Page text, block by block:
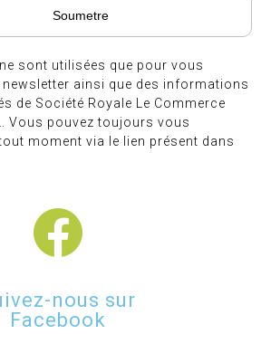
sont utilisées que pour vous
newsletter ainsi que des informations
de Société Royale Le Commerce
Vous pouvez toujours vous
moment via le lien présent dans
nous sur
Facebook